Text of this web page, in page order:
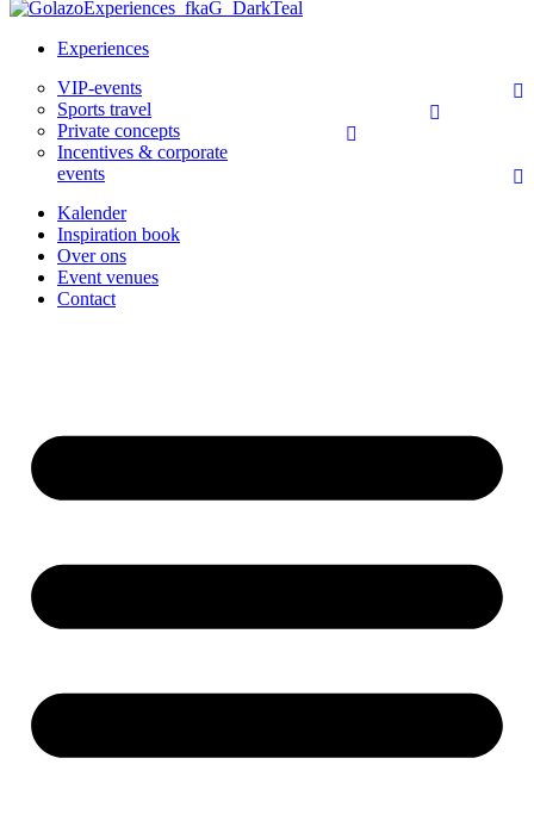
Experiences
VIP-events
Sports travel
Private concepts
Incentives & corporate
events
Kalender
Inspiration book
Over ons
Event venues
Contact